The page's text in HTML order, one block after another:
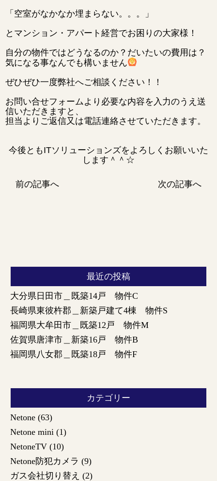
「空室がなかなか埋まらない。。。」
とマンション・アパート経営でお困りの大家様！
自分の物件ではどうなるのか？だいたいの費用は？
気になる事なんでも構いません
ぜひぜひ一度弊社へご相談ください！！
お問い合せフォームより必要な内容を入力のうえ送
信いただきますと、
担当よりご返信又は電話連絡させていただきます。
今後ともITソリューションズをよろしくお願いいた
します＾＾☆
前の記事へ 次の記事へ
最近の投稿
大分県日田市＿既築14戸 物件C
長崎県東彼杵郡＿新築戸建て4棟 物件S
福岡県大牟田市＿既築12戸 物件M
佐賀県唐津市＿新築16戸 物件B
福岡県八女郡＿既築18戸 物件F
カテゴリー
Netone (63)
Netone mini (1)
NetoneTV (10)
Netone防犯カメラ (9)
ガス会社切り替え (2)